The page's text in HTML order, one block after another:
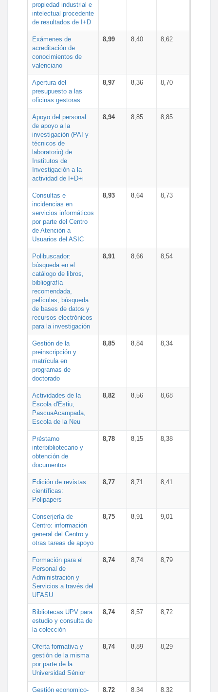
propiedad industrial e
intelectual procedente
de resultados de I+D
Exámenes de
acreditación de
conocimientos de
valenciano
8,99 8,40 8,62
Apertura del
presupuesto a las
oficinas gestoras
8,97 8,36 8,70
Apoyo del personal
de apoyo a la
investigación (PAI y
técnicos de
laboratorio) de
Institutos de
Investigación a la
actividad de I+D+i
8,94 8,85 8,85
Consultas e
incidencias en
servicios informáticos
por parte del Centro
de Atención a
Usuarios del ASIC
8,93 8,64 8,73
Polibuscador:
búsqueda en el
catálogo de libros,
bibliografía
recomendada,
películas, búsqueda
de bases de datos y
recursos electrónicos
para la investigación
8,91 8,66 8,54
Gestión de la
preinscripción y
matrícula en
programas de
doctorado
8,85 8,84 8,34
Actividades de la
Escola d'Estiu,
PascuaAcampada,
Escola de la Neu
8,82 8,56 8,68
Préstamo
interbibliotecario y
obtención de
documentos
8,78 8,15 8,38
Edición de revistas
científicas:
Polipapers
8,77 8,71 8,41
Conserjería de
Centro: información
general del Centro y
otras tareas de apoyo
8,75 8,91 9,01
Formación para el
Personal de
Administración y
Servicios a través del
UFASU
8,74 8,74 8,79
Bibliotecas UPV para
estudio y consulta de
la colección
8,74 8,57 8,72
Oferta formativa y
gestión de la misma
por parte de la
Universidad Sénior
8,74 8,89 8,29
Gestión economico- 8,72 8,34 8,32